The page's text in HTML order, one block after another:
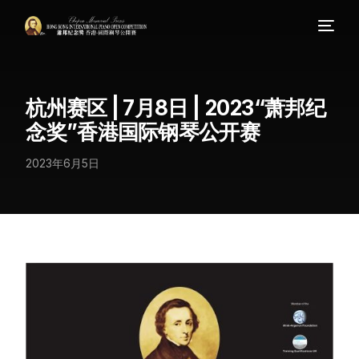
杭州赛区 | 7月8日 | 2023“萧邦纪
念奖”香港国际钢琴公开赛
2023年6月5日